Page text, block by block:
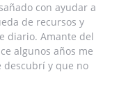
con ayudar a
de recursos y
diario. Amante del
algunos años me
descubrí y que no